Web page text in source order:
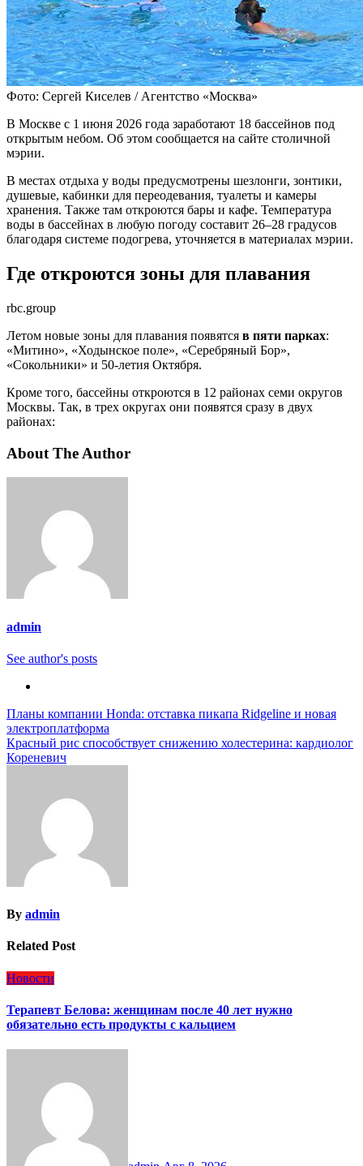
Фото: Сергей Киселев / Агентство «Москва»
В Москве с 1 июня 2026 года заработают 18 бассейнов под
открытым небом. Об этом сообщается на сайте столичной
мэрии.
В местах отдыха у воды предусмотрены шезлонги, зонтики,
душевые, кабинки для переодевания, туалеты и камеры
хранения. Также там откроются бары и кафе. Температура
воды в бассейнах в любую погоду составит 26–28 градусов
благодаря системе подогрева, уточняется в материалах мэрии.
Где откроются зоны для плавания
rbc.group
Летом новые зоны для плавания появятся в пяти парках:
«Митино», «Ходынское поле», «Серебряный Бор»,
«Сокольники» и 50-летия Октября.
Кроме того, бассейны откроются в 12 районах семи округов
Москвы. Так, в трех округах они появятся сразу в двух
районах:
About The Author
admin
See author's posts
Навигация
по
записям
Планы компании Honda: отставка пикапа Ridgeline и новая
электроплатформа
Красный рис способствует снижению холестерина: кардиолог
Кореневич
By admin
Related Post
Новости
Терапевт Белова: женщинам после 40 лет нужно
обязательно есть продукты с кальцием